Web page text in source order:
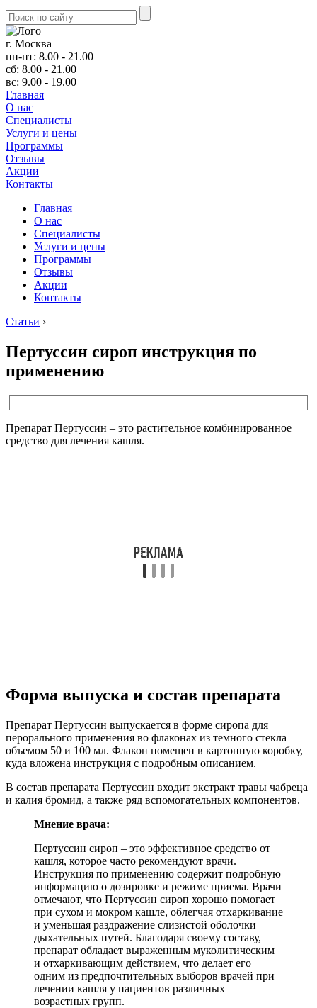
г. Москва
пн-пт: 8.00 - 21.00
сб: 8.00 - 21.00
вс: 9.00 - 19.00
Главная
О нас
Cпециалисты
Услуги и цены
Программы
Отзывы
Акции
Контакты
Главная
О нас
Cпециалисты
Услуги и цены
Программы
Отзывы
Акции
Контакты
Статьи ›
Пертуссин сироп инструкция по
применению
Препарат Пертуссин – это растительное комбинированное
средство для лечения кашля.
Форма выпуска и состав препарата
Препарат Пертуссин выпускается в форме сиропа для
перорального применения во флаконах из темного стекла
объемом 50 и 100 мл. Флакон помещен в картонную коробку,
куда вложена инструкция с подробным описанием.
В состав препарата Пертуссин входит экстракт травы чабреца
и калия бромид, а также ряд вспомогательных компонентов.
Мнение врача:
Пертуссин сироп – это эффективное средство от
кашля, которое часто рекомендуют врачи.
Инструкция по применению содержит подробную
информацию о дозировке и режиме приема. Врачи
отмечают, что Пертуссин сироп хорошо помогает
при сухом и мокром кашле, облегчая отхаркивание
и уменьшая раздражение слизистой оболочки
дыхательных путей. Благодаря своему составу,
препарат обладает выраженным муколитическим
и отхаркивающим действием, что делает его
одним из предпочтительных выборов врачей при
лечении кашля у пациентов различных
возрастных групп.